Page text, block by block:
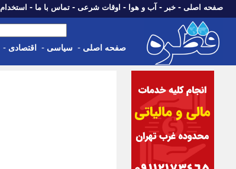
صفحه اصلی - خبر - آب و هوا - اوقات شرعی - تماس با ما - استخدام
صفحه اصلی - سیاسی - اقتصادی -